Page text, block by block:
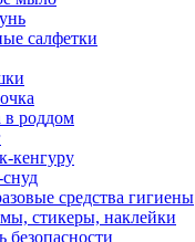
салфетки
роддом
кенгуру
средства гигиены
стикеры, наклейки
безопасности